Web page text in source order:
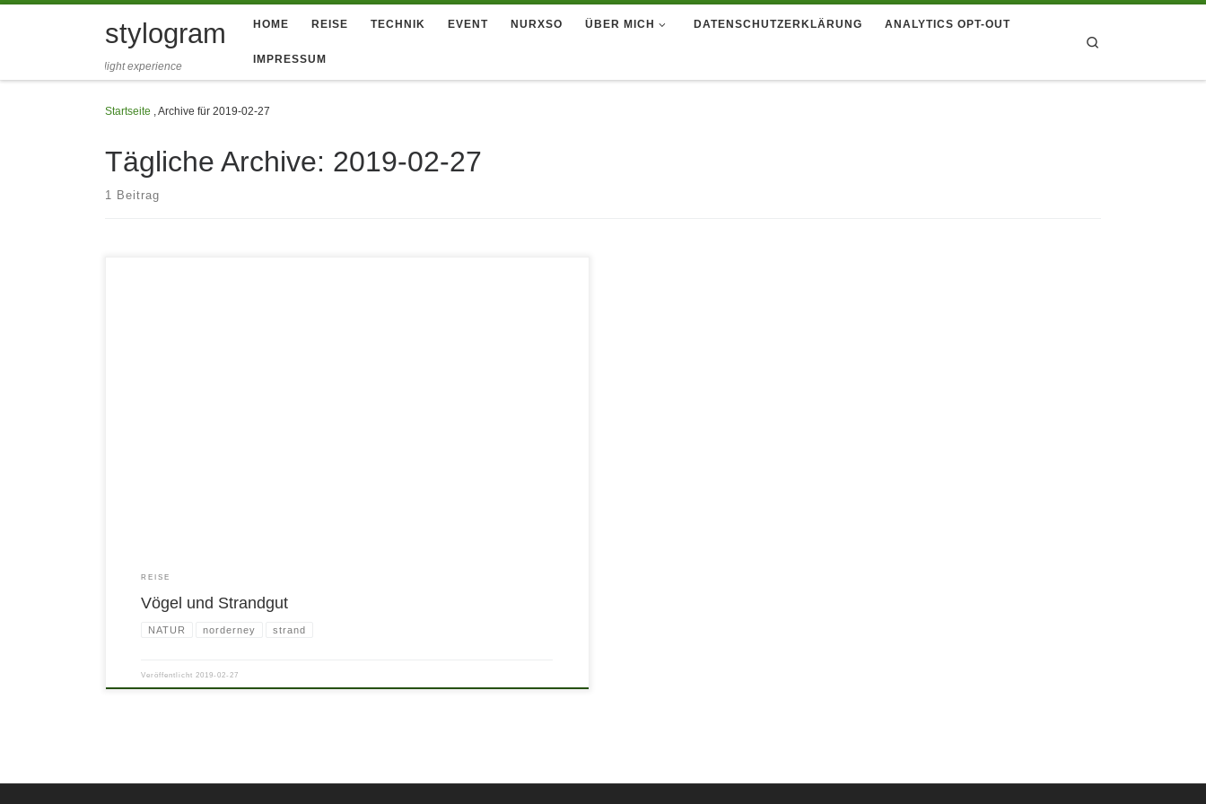
Zum Inhalt springenstylogram
light experience
HOME REISE TECHNIK EVENT NURXSO ÜBER MICH DATENSCHUTZERKLÄRUNG ANALYTICS OPT-OUT
IMPRESSUM
Startseite Archive für 2019-02-27
Tägliche Archive: 2019-02-27
1 Beitrag
REISE
Vögel und Strandgut
NATUR norderney strand
Veröffentlicht 2019-02-27